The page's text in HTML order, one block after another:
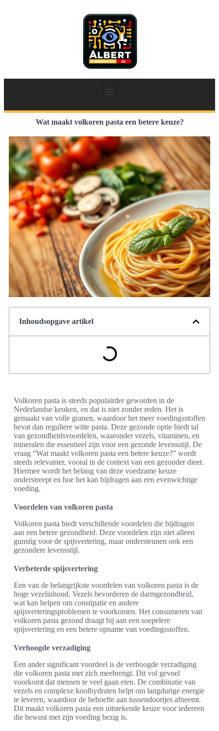
Wat maakt volkoren pasta een betere keuze?
Inhoudsopgave artikel
Volkoren pasta is steeds populairder geworden in de
Nederlandse keuken, en dat is niet zonder reden. Het is
gemaakt van volle granen, waardoor het meer voedingsstoffen
bevat dan reguliere witte pasta. Deze gezonde optie biedt tal
van gezondheidsvoordelen, waaronder vezels, vitaminen, en
mineralen die essentieel zijn voor een gezonde levensstijl. De
vraag “Wat maakt volkoren pasta een betere keuze?” wordt
steeds relevanter, vooral in de context van een gezonder dieet.
Hiermee wordt het belang van deze voedzame keuze
onderstreept en hoe het kan bijdragen aan een evenwichtige
voeding.
Voordelen van volkoren pasta
Volkoren pasta biedt verschillende voordelen die bijdragen
aan een betere gezondheid. Deze voordelen zijn niet alleen
gunstig voor de spijsvertering, maar ondersteunen ook een
gezondere levensstijl.
Verbeterde spijsvertering
Een van de belangrijkste voordelen van volkoren pasta is de
hoge vezelinhoud. Vezels bevorderen de darmgezondheid,
wat kan helpen om constipatie en andere
spijsverteringsproblemen te voorkomen. Het consumeren van
volkoren pasta gezond draagt bij aan een soepelere
spijsvertering en een betere opname van voedingsstoffen.
Verhoogde verzadiging
Een ander significant voordeel is de verhoogde verzadiging
die volkoren pasta met zich meebrengt. Dit vol gevoel
voorkomt dat mensen te veel gaan eten. De combinatie van
vezels en complexe koolhydraten helpt om langdurige energie
te leveren, waardoor de behoefte aan tussendoortjes afneemt.
Dit maakt volkoren pasta een uitstekende keuze voor iedereen
die bewust met zijn voeding bezig is.